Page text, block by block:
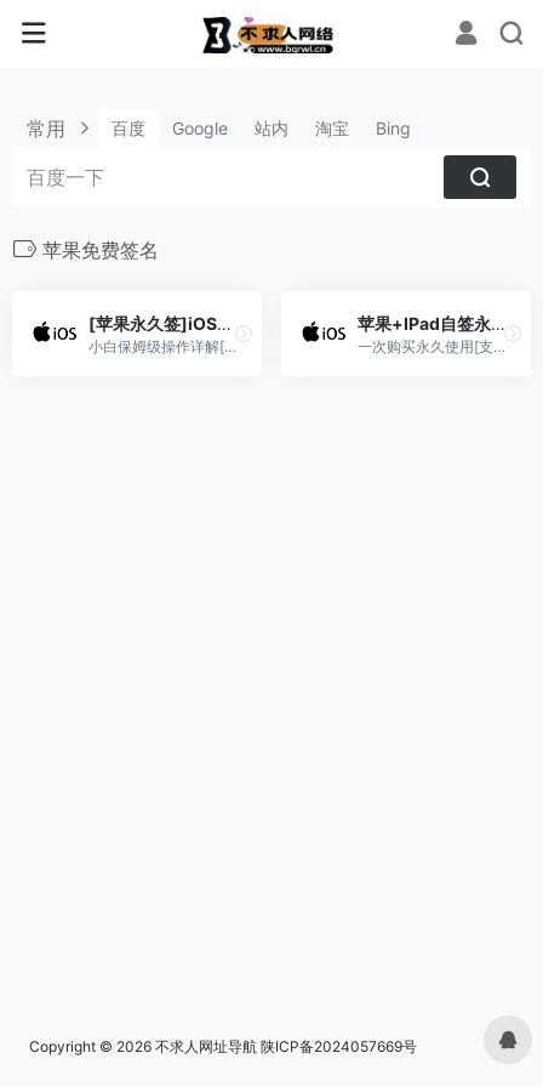
常用 百度 Google 站内 淘宝 Bing
苹果免费签名
[苹果永久签]iOS+ipad永久自签，无需越狱
小白保姆级操作详解[不限系统]
苹果+IPad自签永久不掉签教程[支持IOS系统14.0-17.0]
一次购买永久使用[支持IOS系统14.0-17.0]
Copyright © 2026 不求人网址导航 陕ICP备2024057669号